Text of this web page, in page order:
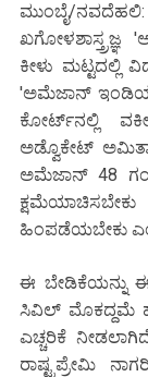
ಮುಂಬೈ/
ಖಗೋಳಶಾಸ್ತ್ರಜ್ಞ
ಕೀಳು ಮಟ್ಟದಲ್ಲಿ
'ಅಮೆಜಾನ್
ಕೋರ್ಟ್‌ನಲ್ಲಿ
ಅಡ್ವೊಕೇಟ್
ಅಮೆಜಾನ್ 48
ಹಿಂಪಡೆಯಬೇಕು
ಈ ಬೇಡಿಕೆಯನ್ನು
ಸಿವಿಲ್ ಮೊಕದ್ದಮೆ
ಎಚ್ಚರಿಕೆ
ರಾಷ್ಟ್ರಪ್ರೇಮಿ